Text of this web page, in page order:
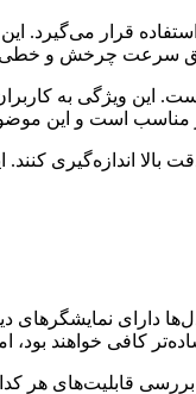
قرار می‌گیرد. این
دقیق سرعت چرخش و
این ویژگی به
مناسب است و این
اندازه‌گیری
دارای نمایشگرهای
کافی خواهند
قابلیت‌های هر